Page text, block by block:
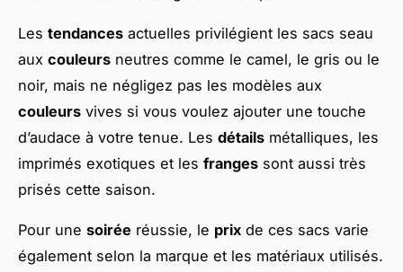
Les tendances actuelles privilégient les sacs seau
aux couleurs neutres comme le camel, le gris ou le
noir, mais ne négligez pas les modèles aux
couleurs vives si vous voulez ajouter une touche
d’audace à votre tenue. Les détails métalliques, les
imprimés exotiques et les franges sont aussi très
prisés cette saison.
Pour une soirée réussie, le prix de ces sacs varie
également selon la marque et les matériaux utilisés.